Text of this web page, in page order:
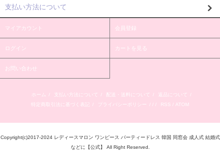
支払い方法について
マイアカウント 会員登録
ログイン カートを見る
お問い合わせ
ホーム / 支払い方法について / 配送・送料について / 返品について
/
特定商取引法に基づく表記 / プライバシーポリシー / / / RSS / ATOM
Copyright(c)2017-2024 レディースマロン ワンピース パーティードレス 韓国 同窓会 成人式 結婚式
などに【公式】 All Right Reserved.